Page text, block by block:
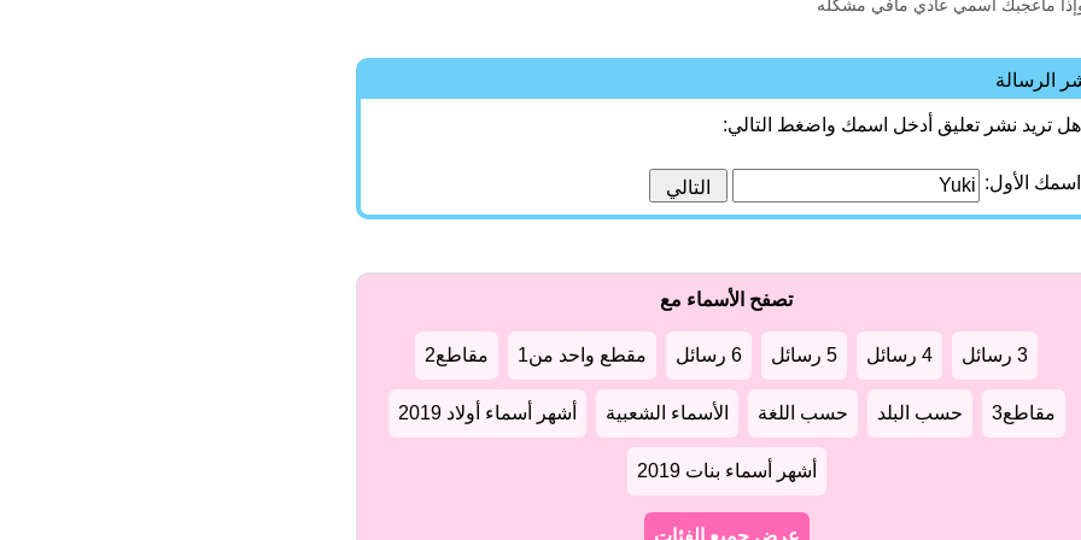
ماعجبك اسمي عادي مافي مشكله
الرسالة
هل تريد نشر تعليق أدخل اسمك واضغط التالي:
اسمك الأول:
تصفح الأسماء مع
3 رسائل 4 رسائل 5 رسائل 6 رسائل مقطع واحد من1 مقاطع2
مقاطع3 حسب البلد حسب اللغة الأسماء الشعبية أشهر أسماء أولاد 2019
أشهر أسماء بنات 2019
عرض جميع الفئات